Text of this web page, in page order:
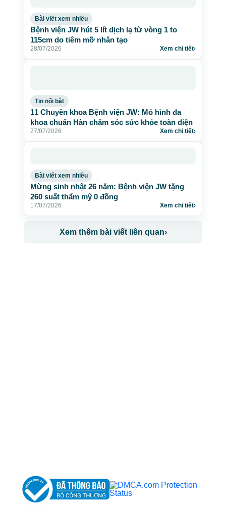
Bài viết xem nhiều
Bệnh viện JW hút 5 lít dịch lạ từ vòng 1 to
115cm do tiêm mỡ nhân tạo
28/07/2026 Xem chi tiết›
Tin nổi bật
11 Chuyên khoa Bệnh viện JW: Mô hình đa
khoa chuẩn Hàn chăm sóc sức khỏe toàn diện
27/07/2026 Xem chi tiết›
Bài viết xem nhiều
Mừng sinh nhật 26 năm: Bệnh viện JW tặng
260 suất thẩm mỹ 0 đồng
17/07/2026 Xem chi tiết›
Xem thêm bài viết liên quan›